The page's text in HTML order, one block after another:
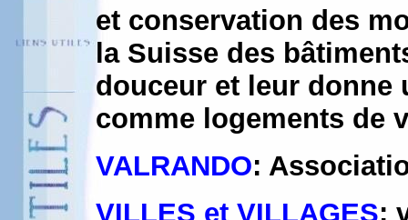
et conservation des
la Suisse des
douceur et leur donne
comme logements de
VALRANDO:
VILLES et VILLAGES: